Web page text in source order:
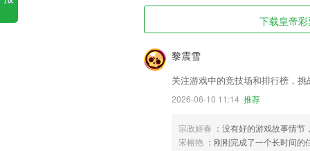
下载皇帝
黎震雪
关注游戏中的竞技场和排行榜，挑
2026-06-10 11:14 推荐
宗政姬春 ：没有好的游戏故事情节
宋榕艳 ：刚刚完成了一个长时间